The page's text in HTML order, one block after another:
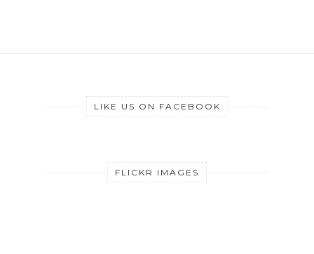
LIKE US ON FACEBOOK
FLICKR IMAGES